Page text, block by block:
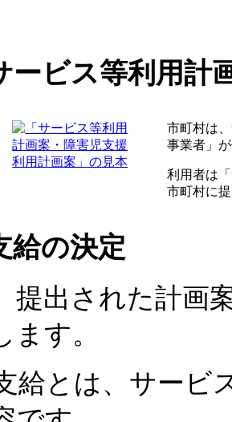
ービス等利用計
市町村は
事業者」
利用者は
市町村に
給の決定
提出された計画
ます。
給とは、サービ